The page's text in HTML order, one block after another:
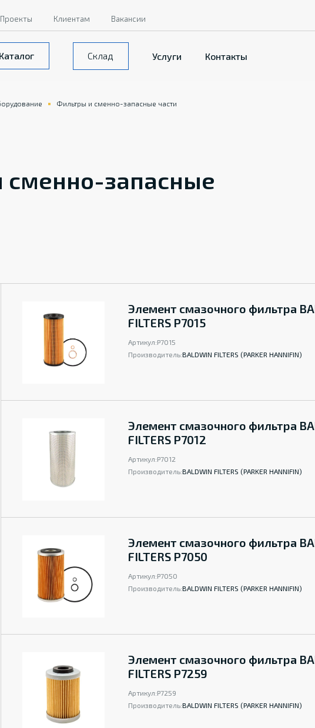
Каталог Склад Услуги Контакты
Проекты Клиентам Вакансии
Фильтры и сменно-запасные части
запасные
Элемент смазочного фильтра
FILTERS P7015
Артикул:P7015
Производитель:BALDWIN FILTERS (PARKER HANNIFIN)
Элемент смазочного фильтра
FILTERS P7012
Артикул:P7012
Производитель:BALDWIN FILTERS (PARKER HANNIFIN)
Элемент смазочного фильтра
FILTERS P7050
Артикул:P7050
Производитель:BALDWIN FILTERS (PARKER HANNIFIN)
Элемент смазочного фильтра
FILTERS P7259
Артикул:P7259
Производитель:BALDWIN FILTERS (PARKER HANNIFIN)